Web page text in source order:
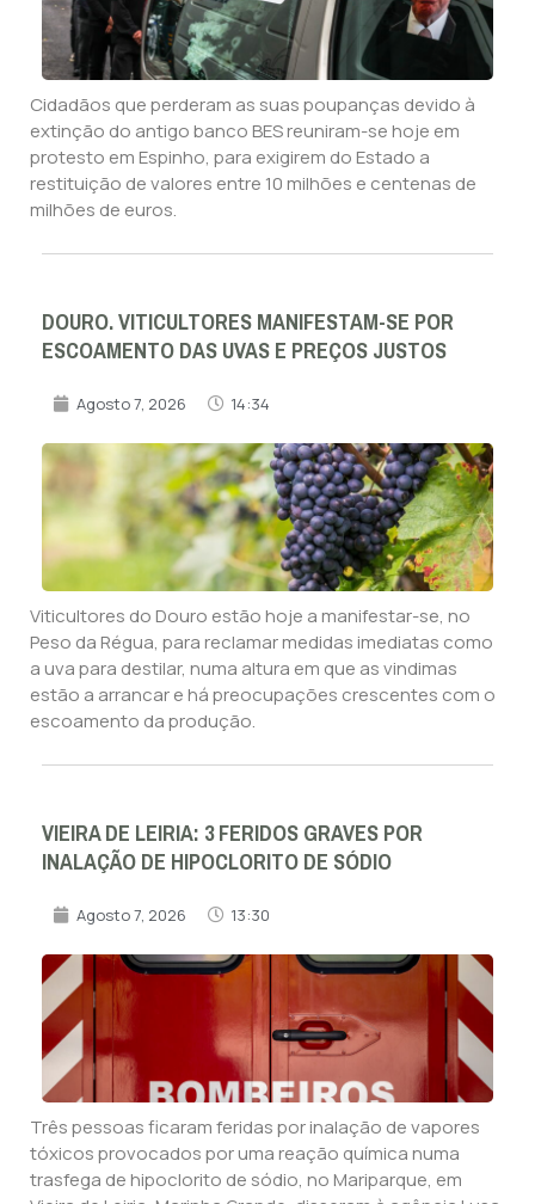
Cidadãos que perderam as suas poupanças devido à
extinção do antigo banco BES reuniram-se hoje em
protesto em Espinho, para exigirem do Estado a
restituição de valores entre 10 milhões e centenas de
milhões de euros.
DOURO. VITICULTORES MANIFESTAM-SE POR
ESCOAMENTO DAS UVAS E PREÇOS JUSTOS
Agosto 7, 2026 14:34
Viticultores do Douro estão hoje a manifestar-se, no
Peso da Régua, para reclamar medidas imediatas como
a uva para destilar, numa altura em que as vindimas
estão a arrancar e há preocupações crescentes com o
escoamento da produção.
VIEIRA DE LEIRIA: 3 FERIDOS GRAVES POR
INALAÇÃO DE HIPOCLORITO DE SÓDIO
Agosto 7, 2026 13:30
Três pessoas ficaram feridas por inalação de vapores
tóxicos provocados por uma reação química numa
trasfega de hipoclorito de sódio, no Mariparque, em